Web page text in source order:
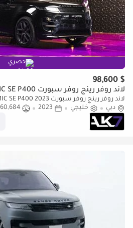
حصري
$ 98,600
لاند روفر رينج روفر سبورت DYNAMIC SE P400
لاند روفر رينج روفر سبورت DYNAMIC SE P400 2023
دبي
خليجي 2023
60,684 كيلومتر